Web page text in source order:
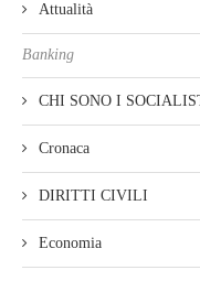
Attualità
Banking
CHI SONO I
Cronaca
DIRITTI CIVILI
Economia